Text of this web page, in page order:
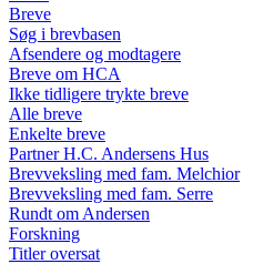
Breve
Søg i brevbasen
Afsendere og modtagere
Breve om HCA
Ikke tidligere trykte breve
Alle breve
Enkelte breve
Partner H.C. Andersens Hus
Brevveksling med fam. Melchior
Brevveksling med fam. Serre
Rundt om Andersen
Forskning
Titler oversat